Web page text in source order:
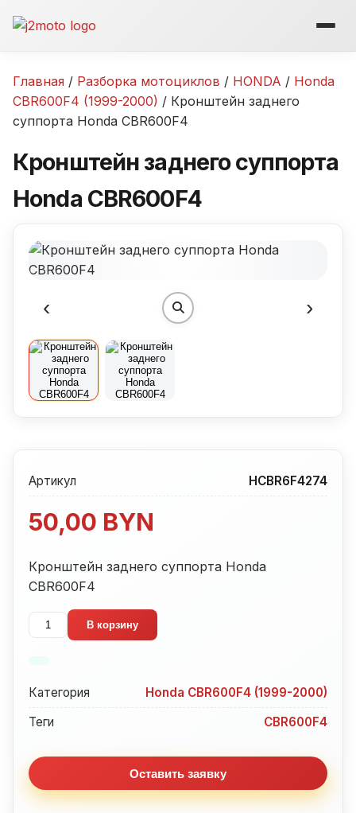
Главная / Разборка мотоциклов / HONDA / Honda
CBR600F4 (1999-2000) / Кронштейн заднего
суппорта Honda CBR600F4
Кронштейн заднего суппорта
Honda CBR600F4
‹ ›
Артикул HCBR6F4274
50,00 BYN
Кронштейн заднего суппорта Honda
CBR600F4
Количество
товара
суппорта
Honda
В корзину
Категория
Honda CBR600F4 (1999-2000)
Теги
CBR600F4
Оставить заявку